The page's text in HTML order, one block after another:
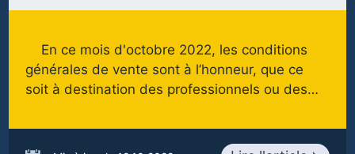
En ce mois d'octobre 2022, les conditions
générales de vente sont à l’honneur, que ce
soit à destination des professionnels ou des…